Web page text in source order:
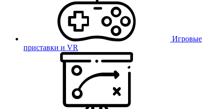
Игровые
приставки и VR